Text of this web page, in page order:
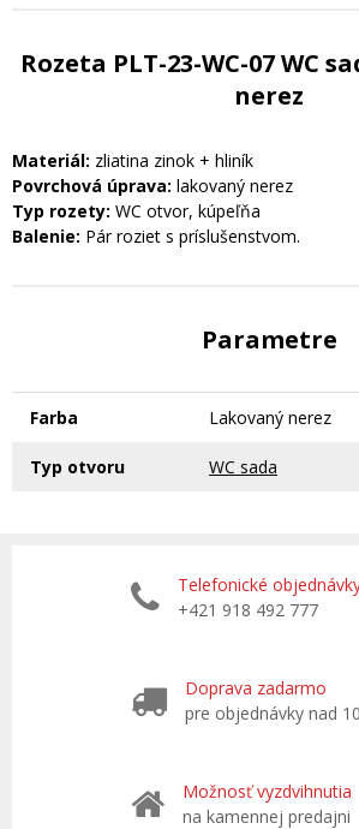
Rozeta PLT-23-WC-07 WC
nerez
Materiál: zliatina zinok + hliník
Povrchová úprava: lakovaný nerez
Typ rozety: WC otvor, kúpeľňa
Balenie: Pár roziet s príslušenstvom.
Parametre
Farba Lakovaný nerez
Typ otvoru WC sada
Telefonické
+421 918 492 777
Doprava zadarmo
pre objednávky nad
Možnosť vyzdvihnutia
na kamennej predajni